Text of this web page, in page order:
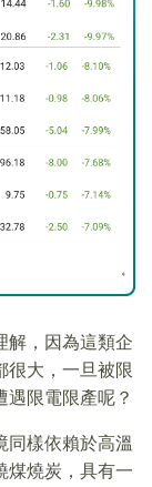
解，因為這類企
很大，一旦被限
遇限電限產呢？
同樣依賴於高溫
煤燒炭，具有一